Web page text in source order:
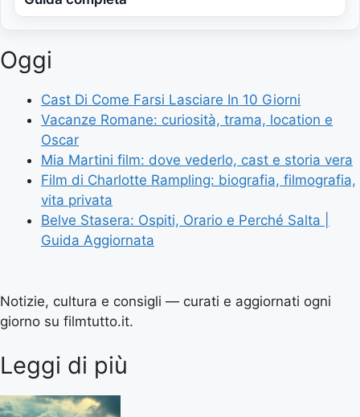
Oggi
Cast Di Come Farsi Lasciare In 10 Giorni
Vacanze Romane: curiosità, trama, location e
Oscar
Mia Martini film: dove vederlo, cast e storia vera
Film di Charlotte Rampling: biografia, filmografia,
vita privata
Belve Stasera: Ospiti, Orario e Perché Salta |
Guida Aggiornata
Notizie, cultura e consigli — curati e aggiornati ogni
giorno su filmtutto.it.
Leggi di più